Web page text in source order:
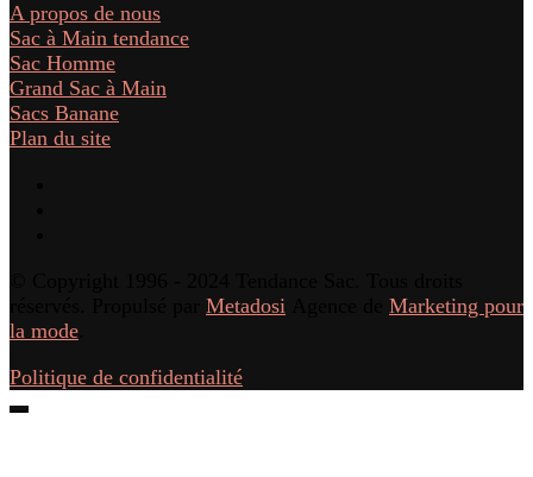
A propos de nous
Sac à Main tendance
Sac Homme
Grand Sac à Main
Sacs Banane
Plan du site
Metadosi
Marketing pour
la mode
Politique de confidentialité